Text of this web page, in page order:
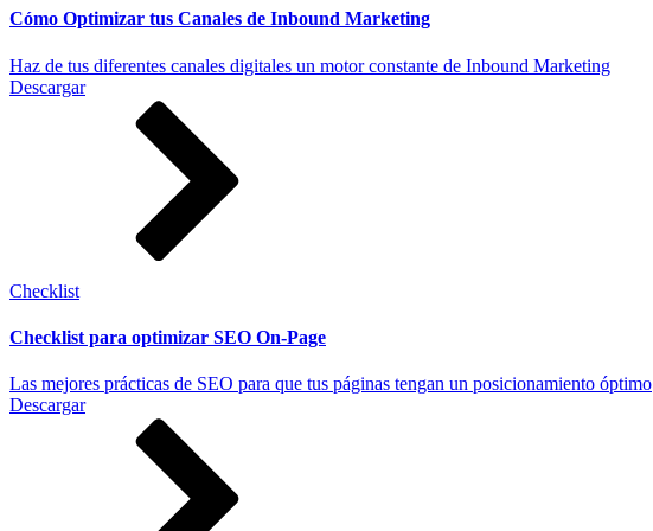
Cómo Optimizar tus Canales de Inbound Marketing
Haz de tus diferentes canales digitales un motor constante de Inbound Marketing
Descargar
Checklist
Checklist para optimizar SEO On-Page
Las mejores prácticas de SEO para que tus páginas tengan un posicionamiento óptimo
Descargar